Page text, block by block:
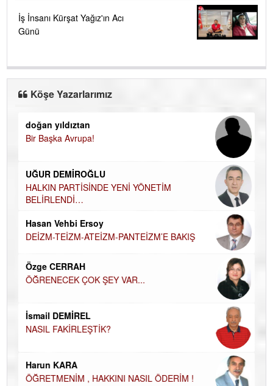
İş İnsanı Kürşat Yağız'ın Acı
Günü
Köşe Yazarlarımız
doğan yıldıztan
Bir Başka Avrupa!
UĞUR DEMİROĞLU
HALKIN PARTİSİNDE YENİ YÖNETİM
BELİRLENDİ…
Hasan Vehbi Ersoy
DEİZM-TEİZM-ATEİZM-PANTEİZM’E BAKIŞ
Özge CERRAH
ÖĞRENECEK ÇOK ŞEY VAR...
İsmail DEMİREL
NASIL FAKİRLEŞTİK?
Harun KARA
ÖĞRETMENİM , HAKKINI NASIL ÖDERİM !